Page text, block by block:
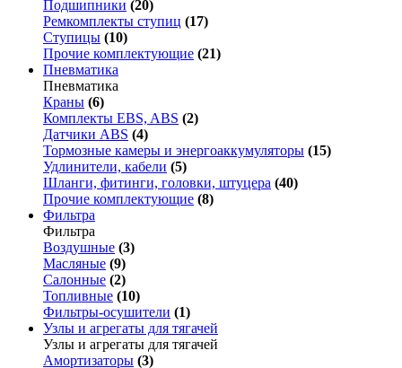
Подшипники (20)
Ремкомплекты ступиц (17)
Ступицы (10)
Прочие комплектующие (21)
Пневматика
Пневматика
Краны (6)
Комплекты EBS, ABS (2)
Датчики ABS (4)
Тормозные камеры и энергоаккумуляторы (15)
Удлинители, кабели (5)
Шланги, фитинги, головки, штуцера (40)
Прочие комплектующие (8)
Фильтра
Фильтра
Воздушные (3)
Масляные (9)
Салонные (2)
Топливные (10)
Фильтры-осушители (1)
Узлы и агрегаты для тягачей
Узлы и агрегаты для тягачей
Амортизаторы (3)